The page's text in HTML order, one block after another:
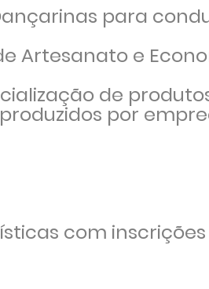
para
Artesanato e
de
por
com